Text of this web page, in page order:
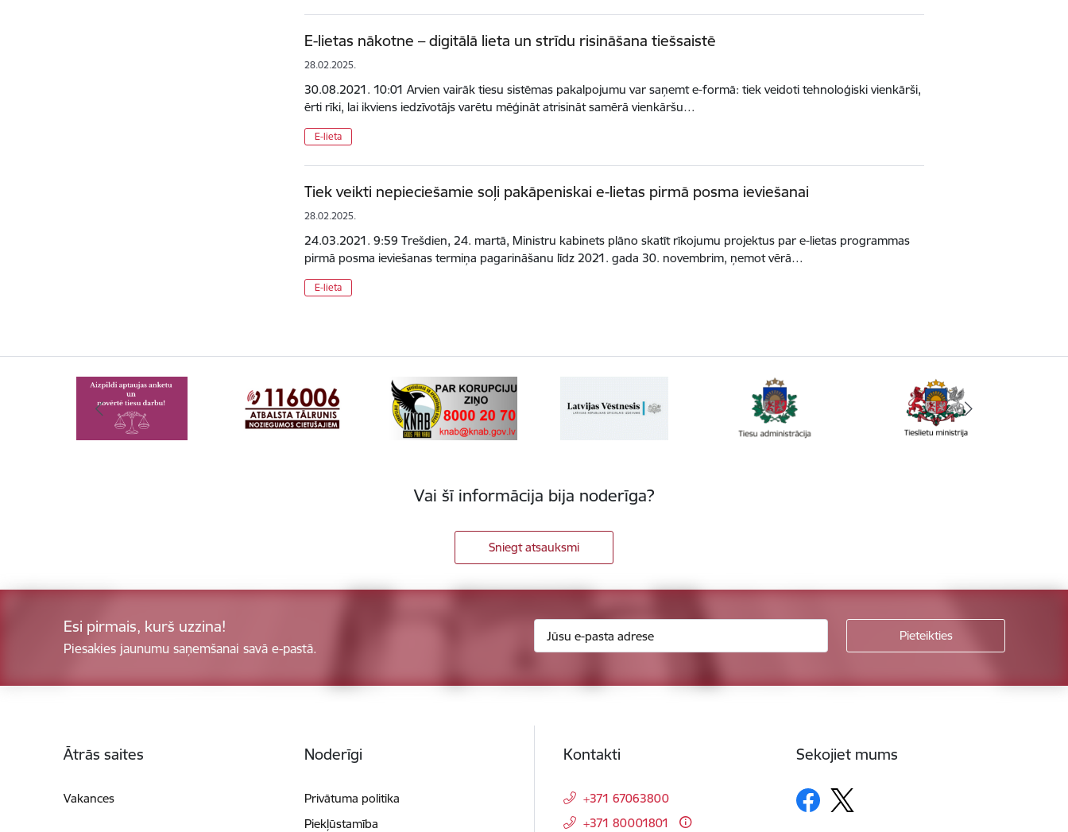
E-lietas nākotne – digitālā lieta un strīdu risināšana tiešsaistē
28.02.2025.
30.08.2021. 10:01 Arvien vairāk tiesu sistēmas pakalpojumu var saņemt e-formā: tiek veidoti tehnoloģiski vienkārši,
ērti rīki, lai ikviens iedzīvotājs varētu mēģināt atrisināt samērā vienkāršu…
E-lieta
Tiek veikti nepieciešamie soļi pakāpeniskai e-lietas pirmā posma ieviešanai
28.02.2025.
24.03.2021. 9:59 Trešdien, 24. martā, Ministru kabinets plāno skatīt rīkojumu projektus par e-lietas programmas
pirmā posma ieviešanas termiņa pagarināšanu līdz 2021. gada 30. novembrim, ņemot vērā…
E-lieta
Vai šī informācija bija noderīga?
Sniegt atsauksmi
Esi pirmais, kurš uzzina!
Piesakies jaunumu saņemšanai savā e-pastā.
Ātrās saites
Vakances
Noderīgi
Privātuma politika
Piekļūstamība
Kontakti
+371 67063800
+371 80001801
Sekojiet mums